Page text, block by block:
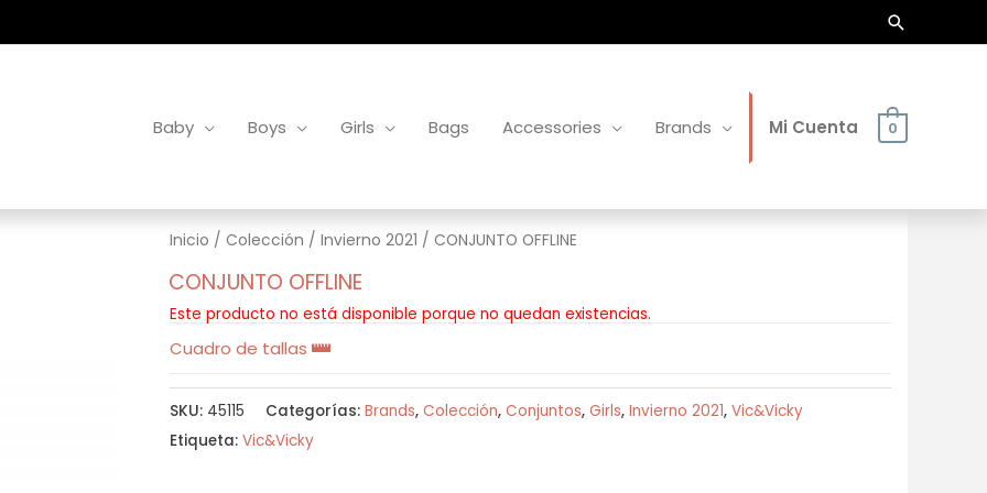
Buscar
Baby Boys Girls Bags Accessories Brands Mi Cuenta 0
Inicio / Colección / Invierno 2021 / CONJUNTO OFFLINE
CONJUNTO OFFLINE
Este producto no está disponible porque no quedan existencias.
Cuadro de tallas
SKU: 45115 Categorías: Brands, Colección, Conjuntos, Girls, Invierno 2021, Vic&Vicky
Etiqueta: Vic&Vicky